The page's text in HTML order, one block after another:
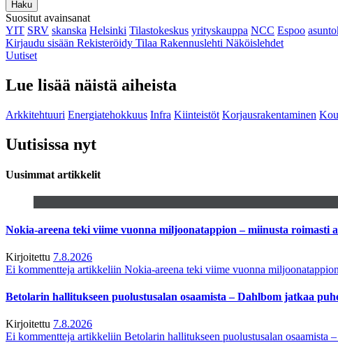
Haku
Suositut avainsanat
YIT SRV skanska Helsinki Tilastokeskus yrityskauppa NCC Espoo
Kirjaudu sisään Rekisteröidy Tilaa Rakennuslehti Näköislehdet
Uutiset
Lue lisää näistä aiheista
Arkkitehtuuri Energiatehokkuus Infra Kiinteistöt Korjausrakentaminen
Uutisissa nyt
Uusimmat artikkelit
Nokia-areena teki viime vuonna miljoonatappion – miinusta roimasti
Kirjoitettu 7.8.2026
Ei kommentteja artikkeliin Nokia-areena teki viime vuonna
Betolarin hallitukseen puolustusalan osaamista – Dahlbom jatkaa
Kirjoitettu 7.8.2026
Ei kommentteja artikkeliin Betolarin hallitukseen puolustusalan osaamista